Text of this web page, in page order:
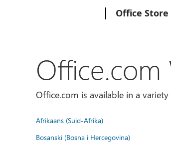
Office Store
Office.com is available in a
Afrikaans (Suid-Afrika)
Bosanski (Bosna i Hercegovina)